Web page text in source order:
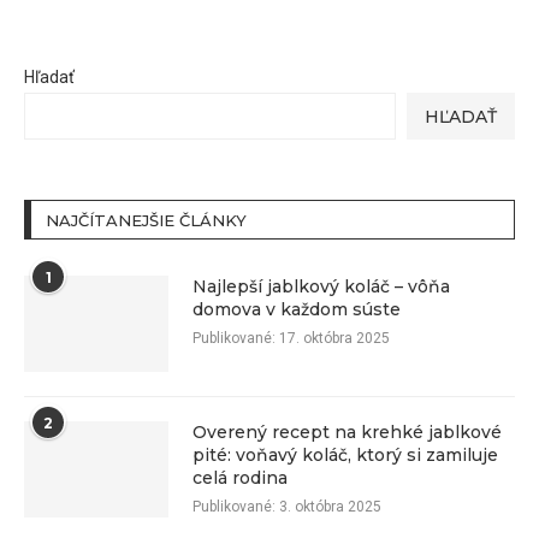
Hľadať
HĽADAŤ
NAJČÍTANEJŠIE ČLÁNKY
1
Najlepší jablkový koláč – vôňa
domova v každom súste
Publikované: 17. októbra 2025
2
Overený recept na krehké jablkové
pité: voňavý koláč, ktorý si zamiluje
celá rodina
Publikované: 3. októbra 2025